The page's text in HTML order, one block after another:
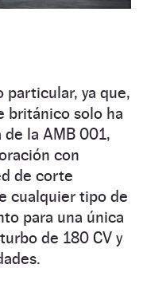
particular, ya que,
británico solo ha
la AMB 001,
con
de corte
cualquier tipo de
para una única
de 180 CV y